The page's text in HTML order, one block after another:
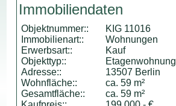
Immobiliendaten
Objektnummer::
KIG 11016
Immobilienart::
Wohnungen
Erwerbsart::
Kauf
Objekttyp::
Etagenwohnung
Adresse::
13507 Berlin
Wohnfläche::
ca. 59 m²
Gesamtfläche::
ca. 59 m²